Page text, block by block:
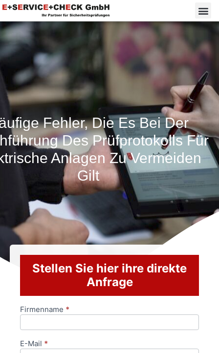
Fehler, Die Es Bei Der
Des Prüfprotokolls Für
Anlagen Zu Vermeiden
Gilt
Stellen Sie hier ihre direkte
Anfrage
Anfrageformular
Firmenname *
E-Mail *